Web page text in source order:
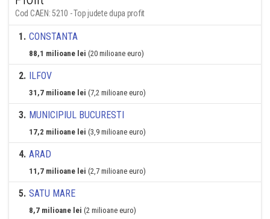
Cod CAEN: 5210 - Top judete dupa profit
1. CONSTANTA
88,1 milioane lei (20 milioane euro)
2. ILFOV
31,7 milioane lei (7,2 milioane euro)
3. MUNICIPIUL BUCURESTI
17,2 milioane lei (3,9 milioane euro)
4. ARAD
11,7 milioane lei (2,7 milioane euro)
5. SATU MARE
8,7 milioane lei (2 milioane euro)